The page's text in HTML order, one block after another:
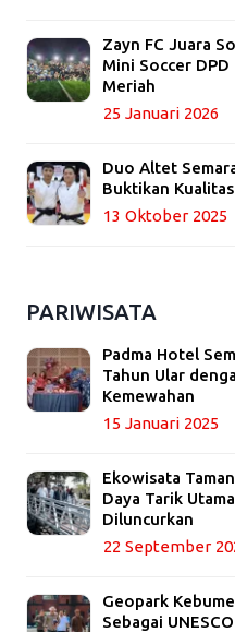
Zayn FC Juara
Mini Soccer DPD
Meriah
25 Januari 2026
Duo Altet
Buktikan
13 Oktober 2025
PARIWISATA
Padma Hotel
Tahun Ular
Kemewahan
15 Januari 2025
Ekowisata
Daya Tarik
Diluncurkan
22 September
Geopark
Sebagai